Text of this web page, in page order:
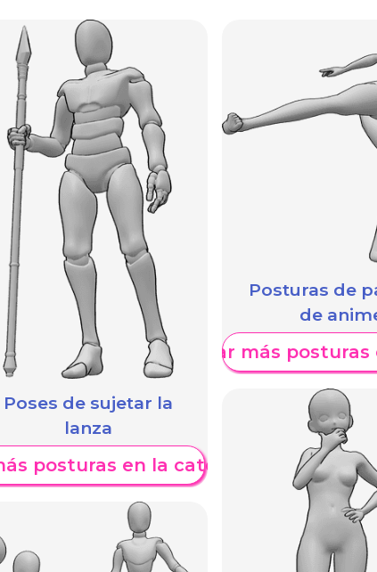
Poses de sujetar la
lanza
posturas en la categoría
Posturas de
de
Mostrar más